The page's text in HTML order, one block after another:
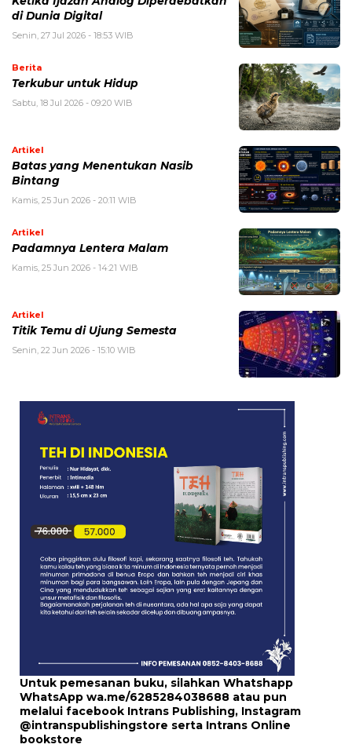
di Dunia Digital
Senin, 27 Jul 2026 - 18:53 WIB
Berita
Terkubur untuk Hidup
Sabtu, 18 Jul 2026 - 09:20 WIB
Artikel
Batas yang Menentukan Nasib
Bintang
Kamis, 25 Jun 2026 - 20:11 WIB
Artikel
Padamnya Lentera Malam
Kamis, 25 Jun 2026 - 14:21 WIB
Artikel
Titik Temu di Ujung Semesta
Senin, 22 Jun 2026 - 15:10 WIB
Untuk pemesanan buku, silahkan Whatshapp
WhatsApp wa.me/6285284038688 atau pun
melalui facebook Intrans Publishing, Instagram
@intranspublishingstore serta Intrans Online
bookstore